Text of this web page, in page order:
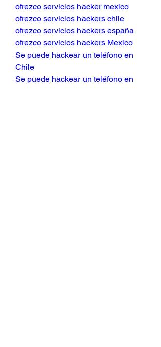
ofrezco servicios hacker mexico
ofrezco servicios hackers chile
ofrezco servicios hackers españa
ofrezco servicios hackers Mexico
Se puede hackear un teléfono en
Chile
Se puede hackear un teléfono en